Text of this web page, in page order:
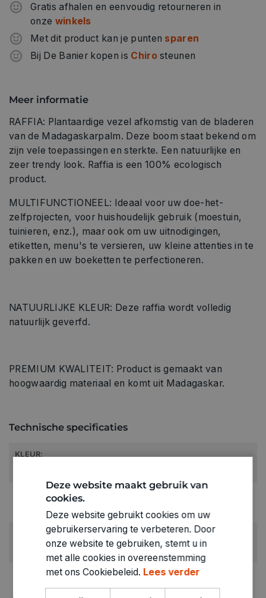
Gratis afhalen en eenvoudig retourneren in
onze winkels
Met dit product kan je punten sparen
Bij De Banier kopen is Chirosteunen
Meer informatie
RAFFIA: Plantaardige vezel afkomstig van de bladeren
van de Madagaskarpalm. Deze boom staat bekend om
zijn vele toepassingen en sterkte. Een natuurlijke en
zeer trendy look. Raffia is een 100% ecologisch
product.
MULTIFUNCTIONEEL: Ideaal voor uw doe-het-
zelfprojecten, voor huishoudelijk gebruik (moestuin,
tuinieren, enz.), maar ook om uw uitnodigingen,
etiketten, menu's te versieren, uw kleine attenties in te
pakken en uw boeketten te perfectioneren.
NATUURLIJKE KLEUR: Deze raffia wordt volledig
natuurlijk geverfd.
PREMIUM KWALITEIT: Product is gemaakt van
hoogwaardig materiaal en komt uit Madagaskar.
Technische specificaties
KLEUR:
LEVERANCIERSKLEUR:
koffiebruin
RUBRIEK:
Decoratieve elementen
GEWICHT
0.051kg
Deze website maakt gebruik van
cookies.
Deze website gebruikt cookies om uw
gebruikerservaring te verbeteren. Door
onze website te gebruiken, stemt u in
met alle cookies in overeenstemming
met ons Cookiebeleid. Lees verder